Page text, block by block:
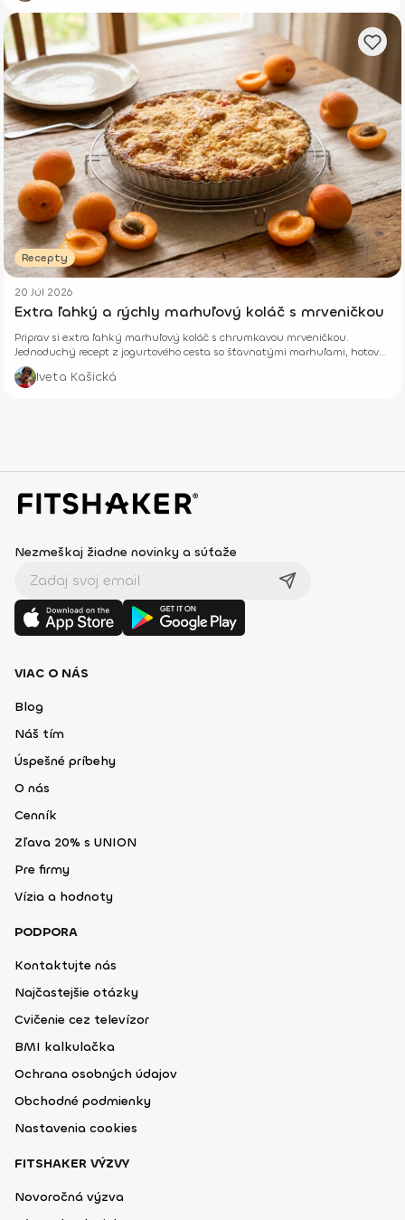
Recepty
20 Júl 2026
Extra ľahký a rýchly marhuľový koláč s mrveničkou
Priprav si extra ľahký marhuľový koláč s chrumkavou mrveničkou.
Jednoduchý recept z jogurtového cesta so šťavnatými marhuľami, hotový
z pár surovín.
Iveta Kašická
Nezmeškaj žiadne novinky a súťaže
VIAC O NÁS
Blog
Náš tím
Úspešné príbehy
O nás
Cenník
Zľava 20% s UNION
Pre firmy
Vízia a hodnoty
PODPORA
Kontaktujte nás
Najčastejšie otázky
Cvičenie cez televízor
BMI kalkulačka
Ochrana osobných údajov
Obchodné podmienky
Nastavenia cookies
FITSHAKER VÝZVY
Novoročná výzva